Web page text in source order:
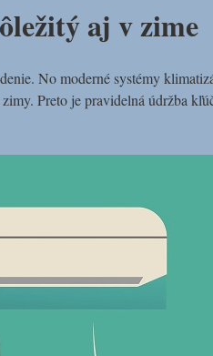
aj v zime
No moderné systémy
Preto je pravidelná údržba